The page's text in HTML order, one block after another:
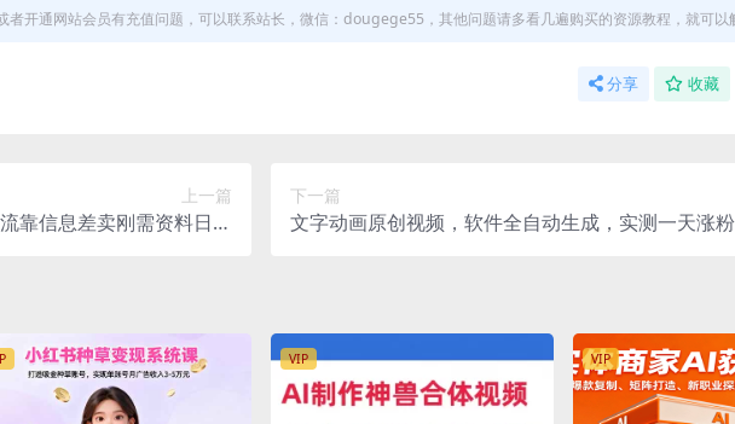
者开通网站会员有充值问题，可以联系站长，微信：dougege55，其他问题请多看几遍购买的资源教程，就可以
分享 收藏
上一篇
靠信息差卖刚需资料日入
下一篇
文字动画原创视频，软件全自动生成，实测一天涨
VIP VIP